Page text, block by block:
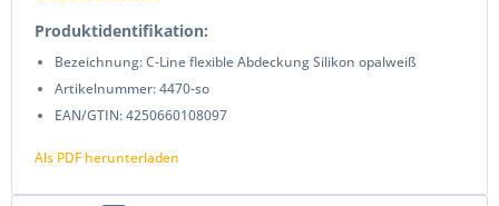
Produktidentifikation:
Bezeichnung: C-Line flexible Abdeckung Silikon opalweiß
Artikelnummer: 4470-so
EAN/GTIN: 4250660108097
Als PDF herunterladen